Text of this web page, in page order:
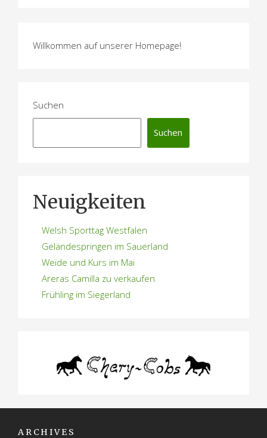
Willkommen auf unserer Homepage!
Suchen
Suchen
Neuigkeiten
Welsh Sporttag Westfalen
Geländespringen im Sauerland
Weide und Kurs im Mai
Areras Camilla zu verkaufen
Frühling im Siegerland
ARCHIVES